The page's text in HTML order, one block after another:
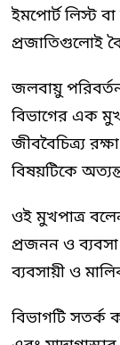
ইমপোর্ট লিস্ট
প্রজাতিগুলোই
জলবায়ু
বিভাগের এক
জীববৈচিত্র্য
বিষয়টিকে
ওই মুখপাত্র
প্রজনন ও
ব্যবসায়ী ও
বিভাগটি সতর্ক